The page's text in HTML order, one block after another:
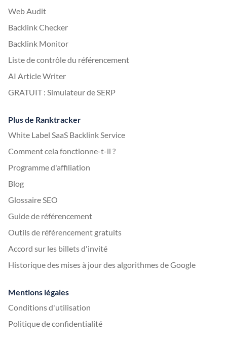
Web Audit
Backlink Checker
Backlink Monitor
Liste de contrôle du référencement
AI Article Writer
GRATUIT : Simulateur de SERP
Plus de Ranktracker
White Label SaaS Backlink Service
Comment cela fonctionne-t-il ?
Programme d'affiliation
Blog
Glossaire SEO
Guide de référencement
Outils de référencement gratuits
Accord sur les billets d'invité
Historique des mises à jour des algorithmes de Google
Mentions légales
Conditions d'utilisation
Politique de confidentialité